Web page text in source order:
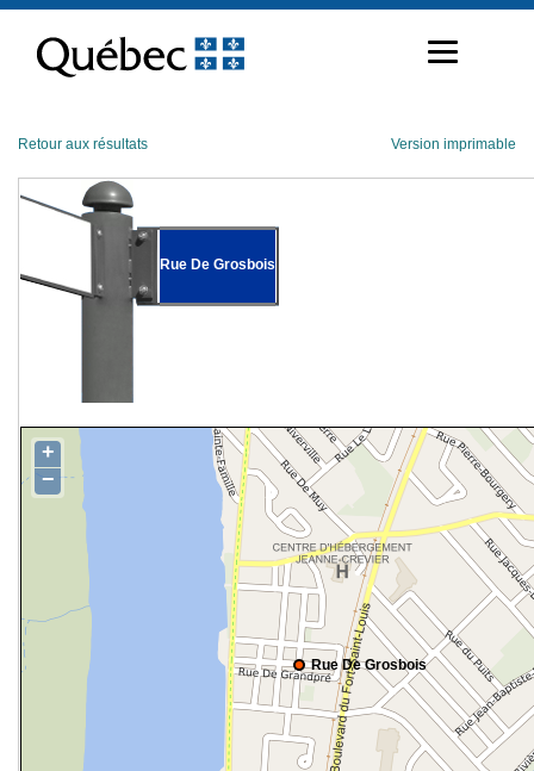
contenu
Retour aux résultats Version imprimable
Rue De Grosbois
Rue De Grosbois
+
−